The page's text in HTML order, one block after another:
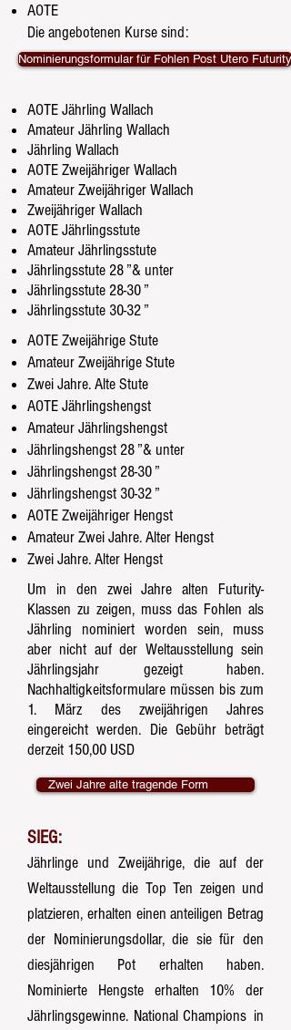
AOTE
Die angebotenen Kurse sind:
Nominierungsformular für Fohlen Post Utero Futurity
AOTE Jährling Wallach
Amateur Jährling Wallach
Jährling Wallach
AOTE Zweijähriger Wallach
Amateur Zweijähriger Wallach
Zweijähriger Wallach
AOTE Jährlingsstute
Amateur Jährlingsstute
Jährlingsstute 28 ”& unter
Jährlingsstute 28-30 ”
Jährlingsstute 30-32 ”
AOTE Zweijährige Stute
Amateur Zweijährige Stute
Zwei Jahre. Alte Stute
AOTE Jährlingshengst
Amateur Jährlingshengst
Jährlingshengst 28 ”& unter
Jährlingshengst 28-30 ”
Jährlingshengst 30-32 ”
AOTE Zweijähriger Hengst
Amateur Zwei Jahre. Alter Hengst
Zwei Jahre. Alter Hengst
Um in den zwei Jahre alten Futurity-
Klassen zu zeigen, muss das Fohlen als
Jährling nominiert worden sein, muss
aber nicht auf der Weltausstellung sein
Jährlingsjahr gezeigt haben.
Nachhaltigkeitsformulare müssen bis zum
1. März des zweijährigen Jahres
eingereicht werden. Die Gebühr beträgt
derzeit 150,00 USD
Zwei Jahre alte tragende Form
SIEG:
Jährlinge und Zweijährige, die auf der
Weltausstellung die Top Ten zeigen und
platzieren, erhalten einen anteiligen Betrag
der Nominierungsdollar, die sie für den
diesjährigen Pot erhalten haben.
Nominierte Hengste erhalten 10% der
Jährlingsgewinne. National Champions in